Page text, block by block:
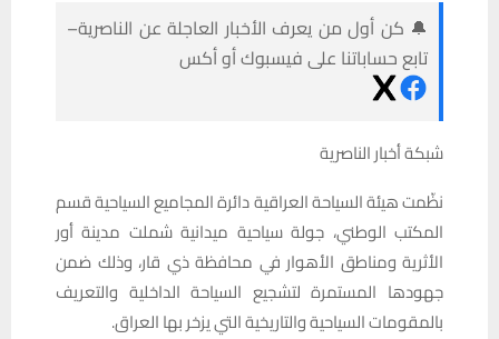
🔔 كن أول من يعرف الأخبار العاجلة عن الناصرية–
تابع حساباتنا على فيسبوك أو أكس
شبكة أخبار الناصرية
نظّمت هيئة السياحة العراقية دائرة المجاميع السياحية قسم
المكتب الوطني، جولة سياحية ميدانية شملت مدينة أور
الأثرية ومناطق الأهوار في محافظة ذي قار، وذلك ضمن
جهودها المستمرة لتشجيع السياحة الداخلية والتعريف
بالمقومات السياحية والتاريخية التي يزخر بها العراق.